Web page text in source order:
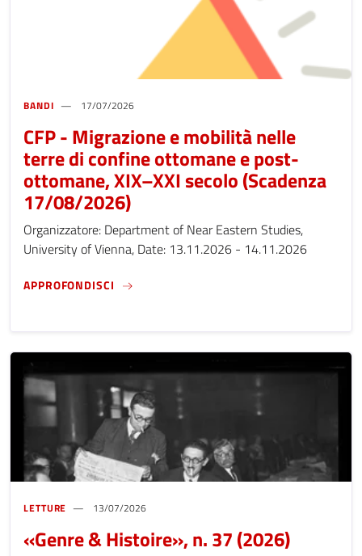
BANDI 17/07/2026
CFP - Migrazione e mobilità nelle
terre di confine ottomane e post-
ottomane, XIX–XXI secolo (Scadenza
17/08/2026)
Organizzatore: Department of Near Eastern Studies,
University of Vienna, Date: 13.11.2026 - 14.11.2026
APPROFONDISCI CFP - MIGRAZIONE E MOBILITÀ NELLE
LETTURE 13/07/2026
«Genre & Histoire», n. 37 (2026)